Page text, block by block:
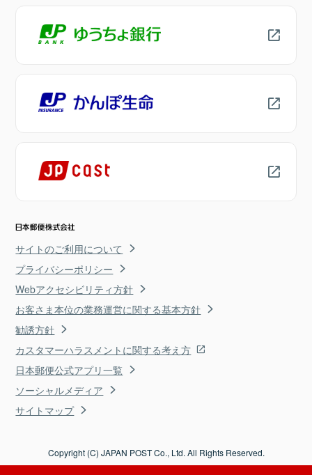
サイトのご利用について
プライバシーポリシー
Webアクセシビリティ方針
お客さま本位の業務運営に関する基本方針
勧誘方針
カスタマーハラスメントに関する考え方
日本郵便公式アプリ一覧
ソーシャルメディア
サイトマップ
Copyright (C) JAPAN POST Co., Ltd. All Rights Reserved.